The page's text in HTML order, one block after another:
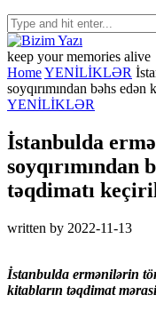
keep your memories alive
HomeYENİLİKLƏR
soyqırımından bəhs
YENİLİKLƏR
İstanbulda
soyqırımından
təqdimatı
written by 2022-11-13
İstanbulda ermənilərin
kitabların təqdimat